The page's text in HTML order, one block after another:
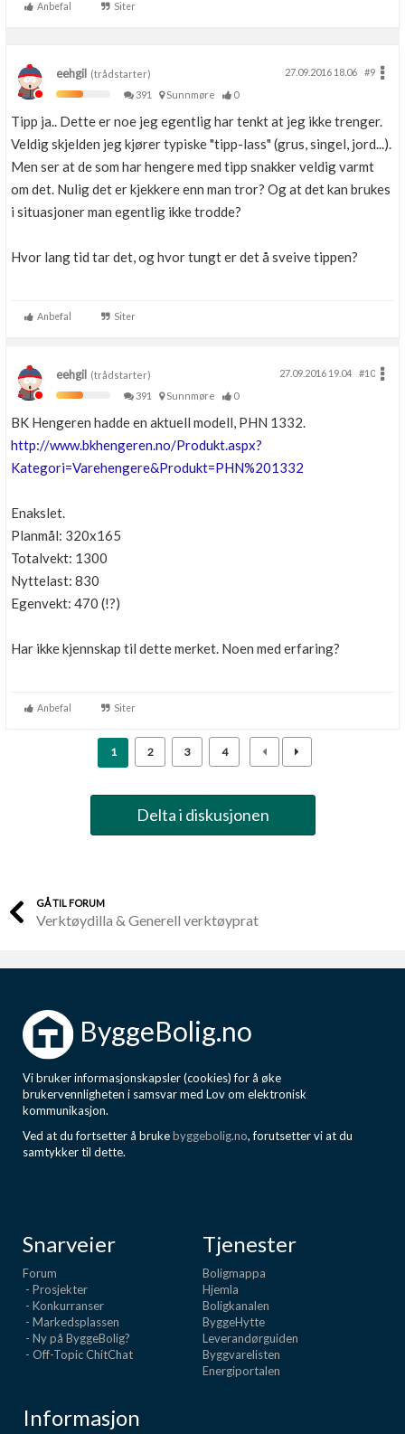
Anbefal Siter
eehgil (trådstarter) 27.09.2016 18.06
#9
391
Sunnmøre 0
Tipp ja.. Dette er noe jeg egentlig har tenkt at jeg ikke trenger.
Veldig skjelden jeg kjører typiske "tipp-lass" (grus, singel, jord...).
Men ser at de som har hengere med tipp snakker veldig varmt
om det. Nulig det er kjekkere enn man tror? Og at det kan brukes
i situasjoner man egentlig ikke trodde?
Hvor lang tid tar det, og hvor tungt er det å sveive tippen?
Anbefal Siter
eehgil (trådstarter) 27.09.2016 19.04
#10
391
Sunnmøre 0
BK Hengeren hadde en aktuell modell, PHN 1332.
http://www.bkhengeren.no/Produkt.aspx?
Kategori=Varehengere&Produkt=PHN%201332
Enakslet.
Planmål: 320x165
Totalvekt: 1300
Nyttelast: 830
Egenvekt: 470 (!?)
Har ikke kjennskap til dette merket. Noen med erfaring?
Anbefal Siter
1 2 3 4
Delta i diskusjonen
GÅ TIL FORUM
Verktøydilla & Generell verktøyprat
ByggeBolig.no
Vi bruker informasjonskapsler (cookies) for å øke
brukervennligheten i samsvar med Lov om elektronisk
kommunikasjon.
Ved at du fortsetter å brukebyggebolig.no, forutsetter vi at du
samtykker til dette.
Snarveier
Forum
- Prosjekter
- Konkurranser
- Markedsplassen
- Ny på ByggeBolig?
- Off-Topic ChitChat
Tjenester
Boligmappa
Hjemla
Boligkanalen
ByggeHytte
Leverandørguiden
Byggvarelisten
Energiportalen
Informasjon